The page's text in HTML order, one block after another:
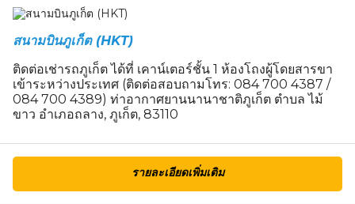
สนามบินภูเก็ต (HKT)
ติดต่อเช่ารถภูเก็ต ได้ที่ เคาน์เตอร์ชั้น 1 ห้องโถงผู้โดยสารขา
เข้าระหว่างประเทศ (ติดต่อสอบถามโทร: 084 700 4387 /
084 700 4389) ท่าอากาศยานนานาชาติภูเก็ต ตำบล ไม้
ขาว อำเภอถลาง, ภูเก็ต, 83110
รายละเอียดเพิ่มเติม